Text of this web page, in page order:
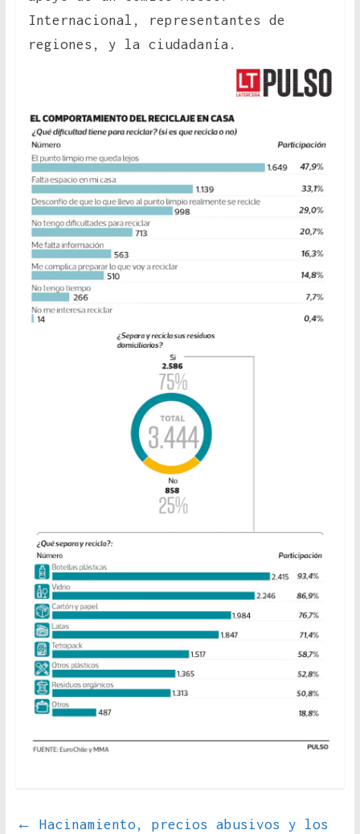
Internacional, representantes de
regiones, y la ciudadanía.
← Hacinamiento, precios abusivos y los